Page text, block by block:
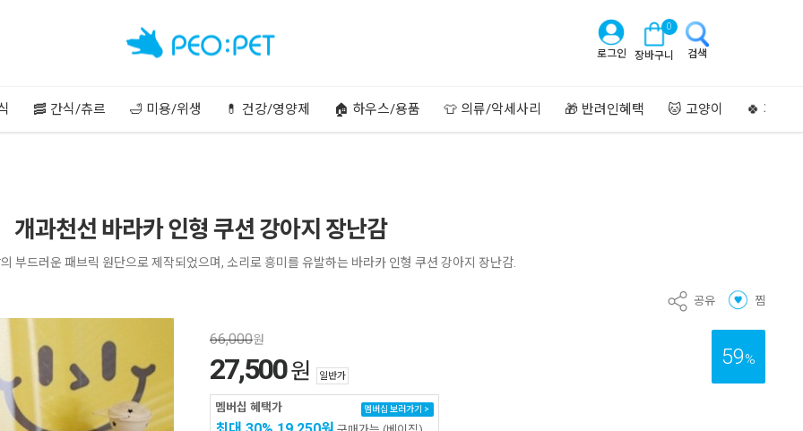
로그인 장바구니
0
검색
🥓 간식/츄르 🛁 미용/위생 💊 건강/영양제 🏠 하우스/용품 👕 의류/악세사리 🎁 반려인혜택 🐱 고양이 🍀 페이
개과천선 바라카 인형 쿠션 강아지 장난감
부드러운 패브릭 원단으로 제작되었으며, 소리로 흥미를 유발하는 바라카 인형 쿠션 강아지 장난감.
공유 찜
59%
66,000원
27,500원 일반가
멤버십 혜택가 멤버십 보러가기 >